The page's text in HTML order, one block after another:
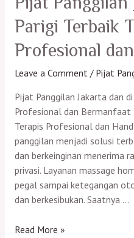
di
Kota
Jakarta
Pusat
Terbaik
Profesional
dan
Bermanfaat
Parigi Terbaik
Profesional
Leave a Comment / Pijat
Pijat Panggilan Jakarta dan
Profesional dan Bermanfaat
Terapis Profesional dan
panggilan menjadi solusi
dan berkeinginan menerima
privasi. Layanan massage
pegal sampai ketegangan
dan berkesibukan. Saatnya …
Pijat
Read More »